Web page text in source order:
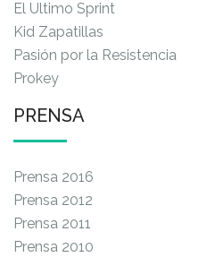
El Ultimo Sprint
Kid Zapatillas
Pasión por la Resistencia
Prokey
PRENSA
Prensa 2016
Prensa 2012
Prensa 2011
Prensa 2010